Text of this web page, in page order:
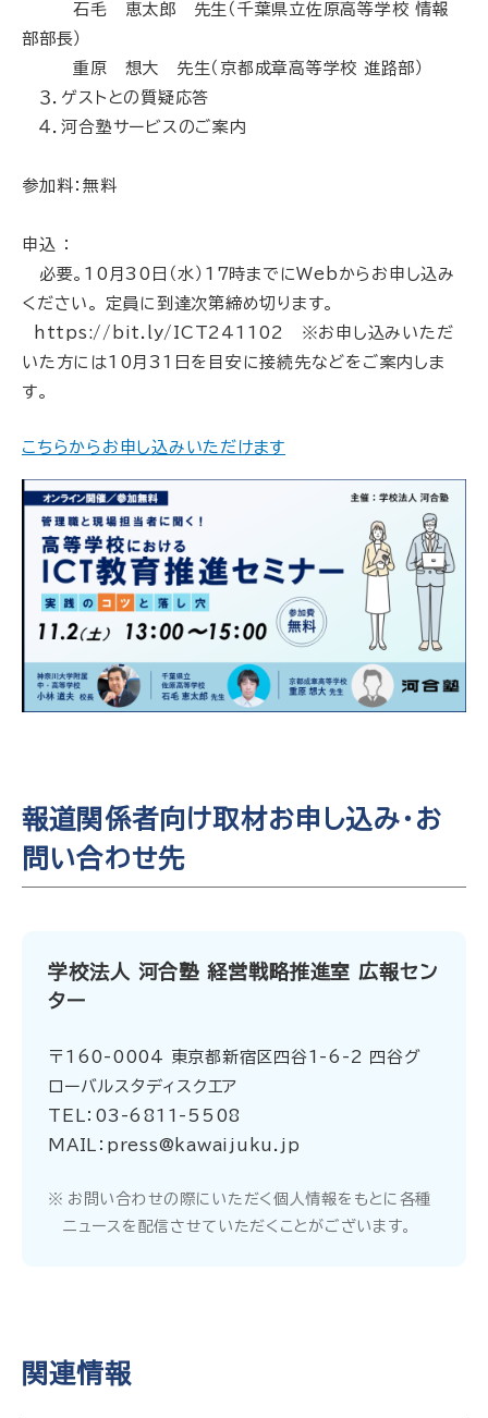
石毛 恵太郎 先生（千葉県立佐原高等学校 情報
部部長）
重原 想大 先生（京都成章高等学校 進路部）
３．ゲストとの質疑応答
４．河合塾サービスのご案内
参加料：無料
申込 ：
必要。10月30日（水）17時までにWebからお申し込み
ください。 定員に到達次第締め切ります。
https://bit.ly/ICT241102 ※お申し込みいただ
いた方には10月31日を目安に接続先などをご案内しま
す。
こちらからお申し込みいただけます
報道関係者向け取材お申し込み・お
問い合わせ先
学校法人 河合塾 経営戦略推進室 広報セン
ター
〒160-0004 東京都新宿区四谷1-6-2 四谷グ
ローバルスタディスクエア
TEL：03-6811-5508
MAIL：press@kawaijuku.jp
お問い合わせの際にいただく個人情報をもとに各種
ニュースを配信させていただくことがございます。
関連情報